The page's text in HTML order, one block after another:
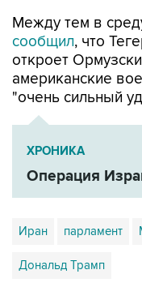
Между тем в
сообщил, что
откроет
американские
"очень сильный
ХРОНИКА
Операция
Иран парламент
Дональд Трамп